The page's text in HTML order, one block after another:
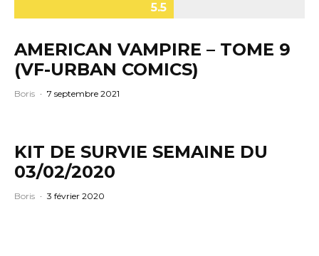
5.5
AMERICAN VAMPIRE – TOME 9
(VF-URBAN COMICS)
Boris · 7 septembre 2021
KIT DE SURVIE SEMAINE DU
03/02/2020
Boris · 3 février 2020